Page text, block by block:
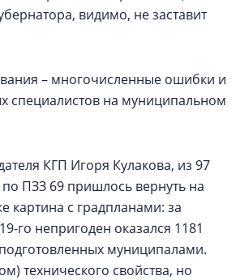
видимо, не заставит
– многочисленные ошибки и
специалистов на муниципальном
КГП Игоря Кулакова, из 97
ПЗЗ 69 пришлось вернуть на
картина с градпланами: за
го непригоден оказался 1181
муниципалами.
технического свойства, но